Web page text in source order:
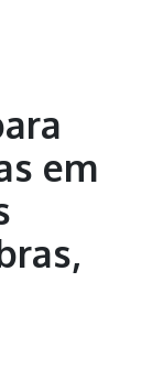
em